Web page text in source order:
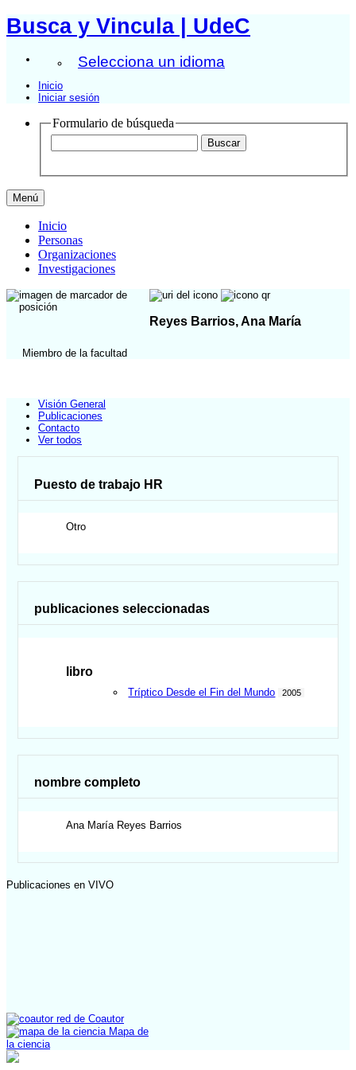
Busca y Vincula | UdeC
Selecciona un idioma
Inicio
Iniciar sesión
Formulario de búsqueda
Menú
Inicio
Personas
Organizaciones
Investigaciones
Reyes Barrios, Ana María
Miembro de la facultad
Visión General
Publicaciones
Contacto
Ver todos
Puesto de trabajo HR
Otro
publicaciones seleccionadas
libro
Tríptico Desde el Fin del Mundo 2005
nombre completo
Ana María Reyes Barrios
Publicaciones en VIVO
red de Coautor
Mapa de
la ciencia